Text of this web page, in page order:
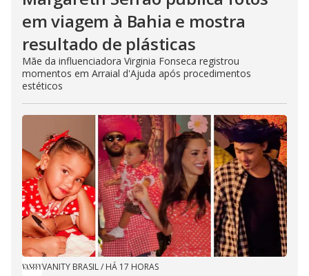
em viagem à Bahia e mostra
resultado de plásticas
Mãe da influenciadora Virginia Fonseca registrou
momentos em Arraial d'Ajuda após procedimentos
estéticos
VANITY BRASIL/ HÁ 17 HORAS